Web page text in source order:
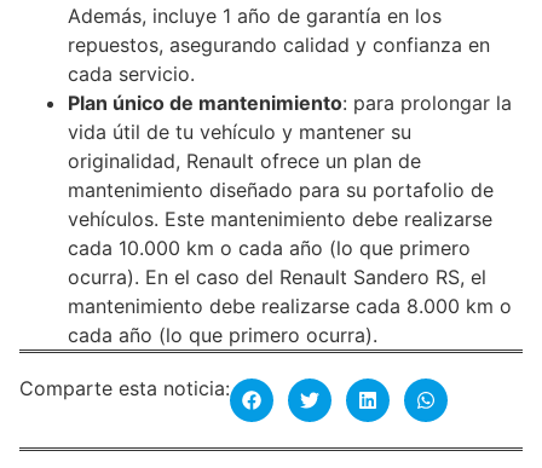
Además, incluye 1 año de garantía en los
repuestos, asegurando calidad y confianza en
cada servicio.
Plan único de mantenimiento: para prolongar la
vida útil de tu vehículo y mantener su
originalidad, Renault ofrece un plan de
mantenimiento diseñado para su portafolio de
vehículos. Este mantenimiento debe realizarse
cada 10.000 km o cada año (lo que primero
ocurra). En el caso del Renault Sandero RS, el
mantenimiento debe realizarse cada 8.000 km o
cada año (lo que primero ocurra).
Comparte esta noticia: